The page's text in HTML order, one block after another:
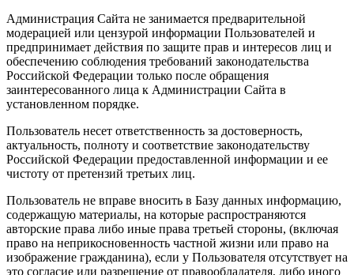
Администрация Сайта не занимается предварительной
модерацией или цензурой информации Пользователей и
предпринимает действия по защите прав и интересов лиц и
обеспечению соблюдения требований законодательства
Российской Федерации только после обращения
заинтересованного лица к Администрации Сайта в
установленном порядке.
Пользователь несет ответственность за достоверность,
актуальность, полноту и соответствие законодательству
Российской Федерации предоставленной информации и ее
чистоту от претензий третьих лиц.
Пользователь не вправе вносить в Базу данных информацию,
содержащую материалы, на которые распространяются
авторские права либо иные права третьей стороны, (включая
право на неприкосновенность частной жизни или право на
изображение гражданина), если у Пользователя отсутствует на
это согласие или разрешение от правообладателя, либо иного